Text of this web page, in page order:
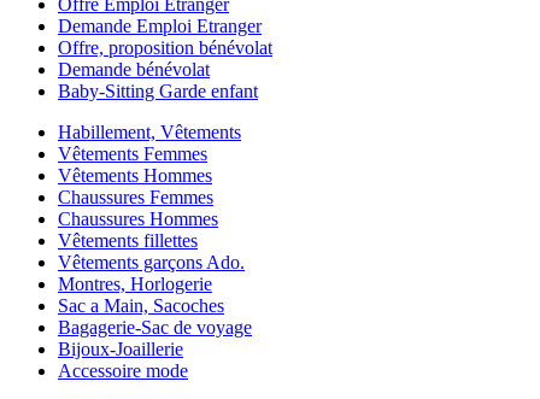
Demande Emploi Etranger
Offre, proposition bénévolat
Demande bénévolat
Baby-Sitting Garde enfant
Habillement, Vêtements
Vêtements Femmes
Vêtements Hommes
Chaussures Femmes
Chaussures Hommes
Vêtements fillettes
Vêtements garçons Ado.
Montres, Horlogerie
Sac a Main, Sacoches
Bagagerie-Sac de voyage
Bijoux-Joaillerie
Accessoire mode